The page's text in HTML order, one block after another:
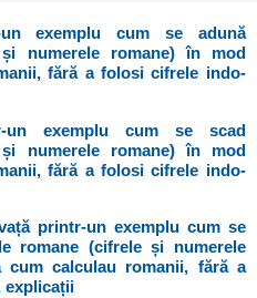
exemplu cum se adună
numerele romane) în mod
fără a folosi cifrele indo-
un exemplu cum se scad
numerele romane) în mod
fără a folosi cifrele indo-
printr-un exemplu cum se
romane (cifrele și numerele
cum calculau romanii, fără a
explicații